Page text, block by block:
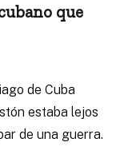
que
de Cuba
estaba lejos
de una guerra.